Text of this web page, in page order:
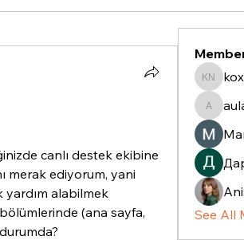
canlı destek ekibine
merak ediyorum, yani
alabilmek
(ana sayfa,
koxaz
See All